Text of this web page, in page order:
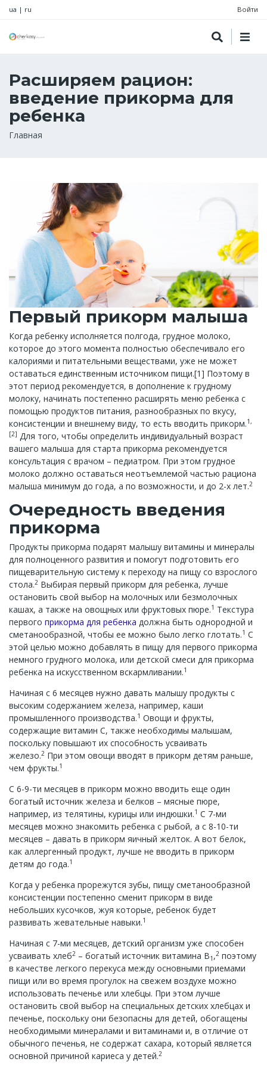
ua | ru Войти
Расширяем рацион:
введение прикорма для
ребенка
Строка
Главная
Первый прикорм малыша
Когда ребенку исполняется полгода, грудное молоко,
которое до этого момента полностью обеспечивало его
калориями и питательными веществами, уже не может
оставаться единственным источником пищи.[1] Поэтому в
этот период рекомендуется, в дополнение к грудному
молоку, начинать постепенно расширять меню ребенка с
помощью продуктов питания, разнообразных по вкусу,
консистенции и внешнему виду, то есть вводить прикорм.1,
[2] Для того, чтобы определить индивидуальный возраст
вашего малыша для старта прикорма рекомендуется
консультация с врачом – педиатром. При этом грудное
молоко должно оставаться неотъемлемой частью рациона
малыша минимум до года, а по возможности, и до 2-х лет.2
Очередность введения
прикорма
Продукты прикорма подарят малышу витамины и минералы
для полноценного развития и помогут подготовить его
пищеварительную систему к переходу на пищу со взрослого
стола.2 Выбирая первый прикорм для ребенка, лучше
остановить свой выбор на молочных или безмолочных
кашах, а также на овощных или фруктовых пюре.1 Текстура
первого прикорма для ребенка должна быть однородной и
сметанообразной, чтобы ее можно было легко глотать.1 С
этой целью можно добавлять в пищу для первого прикорма
немного грудного молока, или детской смеси для прикорма
ребенка на искусственном вскармливании.1
Начиная с 6 месяцев нужно давать малышу продукты с
высоким содержанием железа, например, каши
промышленного производства.1 Овощи и фрукты,
содержащие витамин С, также необходимы малышам,
поскольку повышают их способность усваивать
железо.2 При этом овощи вводят в прикорм детям раньше,
чем фрукты.1
С 6-9-ти месяцев в прикорм можно вводить еще один
богатый источник железа и белков – мясные пюре,
например, из телятины, курицы или индюшки.1 С 7-ми
месяцев можно знакомить ребенка с рыбой, а с 8-10-ти
месяцев – давать в прикорм яичный желток. А вот белок,
как аллергенный продукт, лучше не вводить в прикорм
детям до года.1
Когда у ребенка прорежутся зубы, пищу сметанообразной
консистенции постепенно сменит прикорм в виде
небольших кусочков, жуя которые, ребенок будет
развивать жевательные навыки.1
Начиная с 7-ми месяцев, детский организм уже способен
усваивать хлеб2 – богатый источник витамина В1 ,2 поэтому
в качестве легкого перекуса между основными приемами
пищи или во время прогулок на свежем воздухе можно
использовать печенье или хлебцы. При этом лучше
остановить свой выбор на специальных детских хлебцах и
печенье, поскольку они безопасны для детей, обогащены
необходимыми минералами и витаминами и, в отличие от
обычного печенья, не содержат сахара, который является
основной причиной кариеса у детей.2